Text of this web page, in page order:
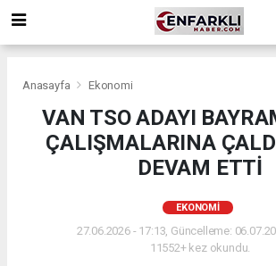
Anasayfa Ekonomi
VAN TSO ADAYI
ÇALIŞMALARINA
DEVAM ETTİ
EKONOMI
27.06.2026 - 17:13, Güncelleme:
11552+ kez okundu.